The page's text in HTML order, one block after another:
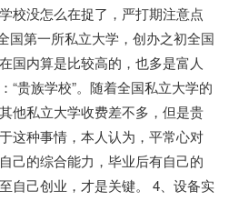
校没怎么在捉了，严打期注意点
国第一所私立大学，创办之初全国
国内算是比较高的，也多是富人
“贵族学校”。随着全国私立大学的
他私立大学收费差不多，但是贵
这种事情，本人认为，平常心对
己的综合能力，毕业后有自己的
自己创业，才是关键。 4、设备实